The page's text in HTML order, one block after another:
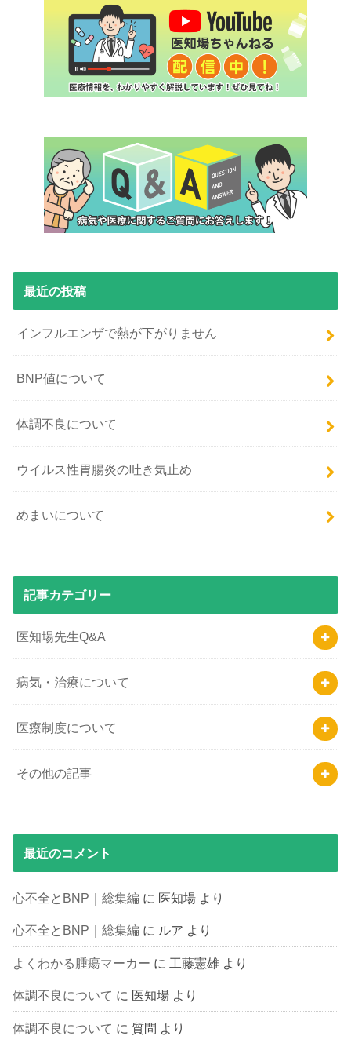
最近の投稿
インフルエンザで熱が下がりません
BNP値について
体調不良について
ウイルス性胃腸炎の吐き気止め
めまいについて
記事カテゴリー
医知場先生Q&A
病気・治療について
医療制度について
その他の記事
最近のコメント
心不全とBNP｜総集編 に 医知場 より
心不全とBNP｜総集編 に ルア より
よくわかる腫瘍マーカー に 工藤憲雄 より
体調不良について に 医知場 より
体調不良について に 質問 より